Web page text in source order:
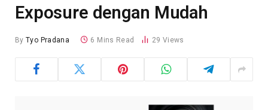
Exposure dengan Mudah
By Tyo Pradana 6 Mins Read 29 Views